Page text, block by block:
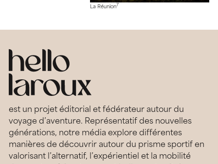
La Réunion7
est un projet éditorial et fédérateur autour du
voyage d’aventure. Représentatif des nouvelles
générations, notre média explore différentes
manières de découvrir autour du prisme sportif en
valorisant l’alternatif, l’expérientiel et la mobilité